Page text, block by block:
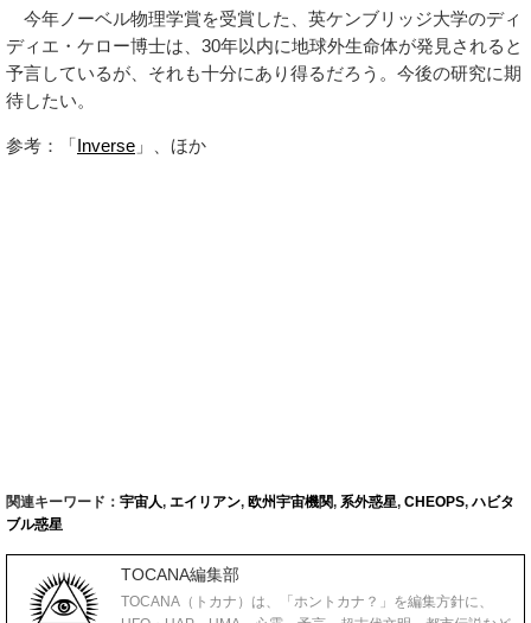
今年ノーベル物理学賞を受賞した、英ケンブリッジ大学のディ
ディエ・ケロー博士は、30年以内に地球外生命体が発見されると
予言しているが、それも十分にあり得るだろう。今後の研究に期
待したい。
参考：「Inverse 」、ほか
関連キーワード： 宇宙人, エイリアン, 欧州宇宙機関, 系外惑星, CHEOPS,ハビタ
ブル惑星
TOCANA編集部
TOCANA（トカナ）は、「ホントカナ？」を編集方針に、